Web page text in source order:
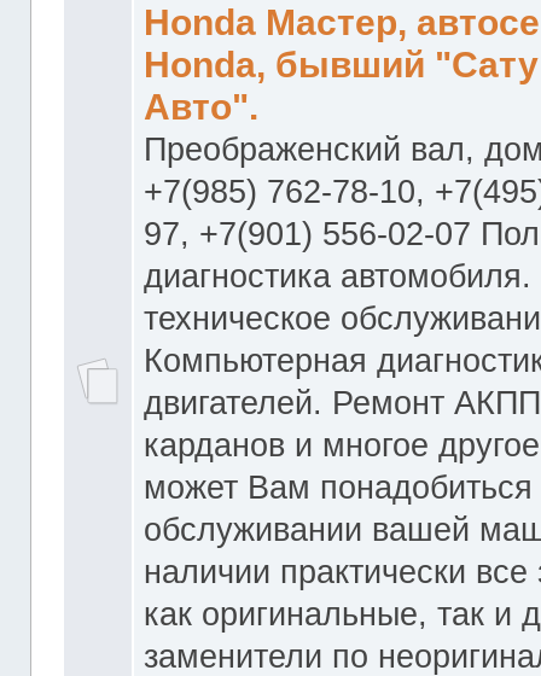
Honda Мастер,
Honda, бывший
Авто".
Преображенский вал,
+7(985) 762-78-10,
97, +7(901) 556-02-07
диагностика
техническое
Компьютерная
двигателей. Ремонт
карданов и многое
может Вам понадобиться
обслуживании вашей
наличии практически все
как оригинальные, так и
заменители по